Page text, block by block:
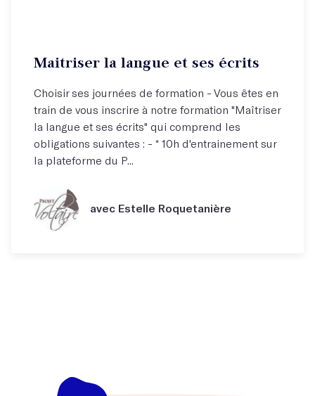
Maitriser la langue et ses écrits
Choisir ses journées de formation - Vous êtes en
train de vous inscrire à notre formation "Maîtriser
la langue et ses écrits" qui comprend les
obligations suivantes : - * 10h d'entrainement sur
la plateforme du P...
avec Estelle Roquetanière